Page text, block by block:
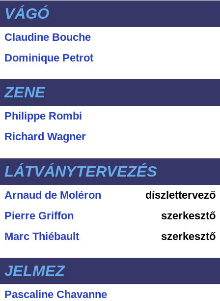
VÁGÓ
Claudine Bouche
Dominique Petrot
ZENE
Philippe Rombi
Richard Wagner
LÁTVÁNYTERVEZÉS
Arnaud de Moléron
díszlettervező
Pierre Griffon
szerkesztő
Marc Thiébault
szerkesztő
JELMEZ
Pascaline Chavanne